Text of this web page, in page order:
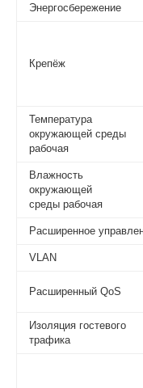
Энергосбережение
Крепёж
Температура
окружающей среды
рабочая
Влажность
окружающей
средырабочая
Расширенное
VLAN
Расширенный QoS
Изоляция гостевого
трафика